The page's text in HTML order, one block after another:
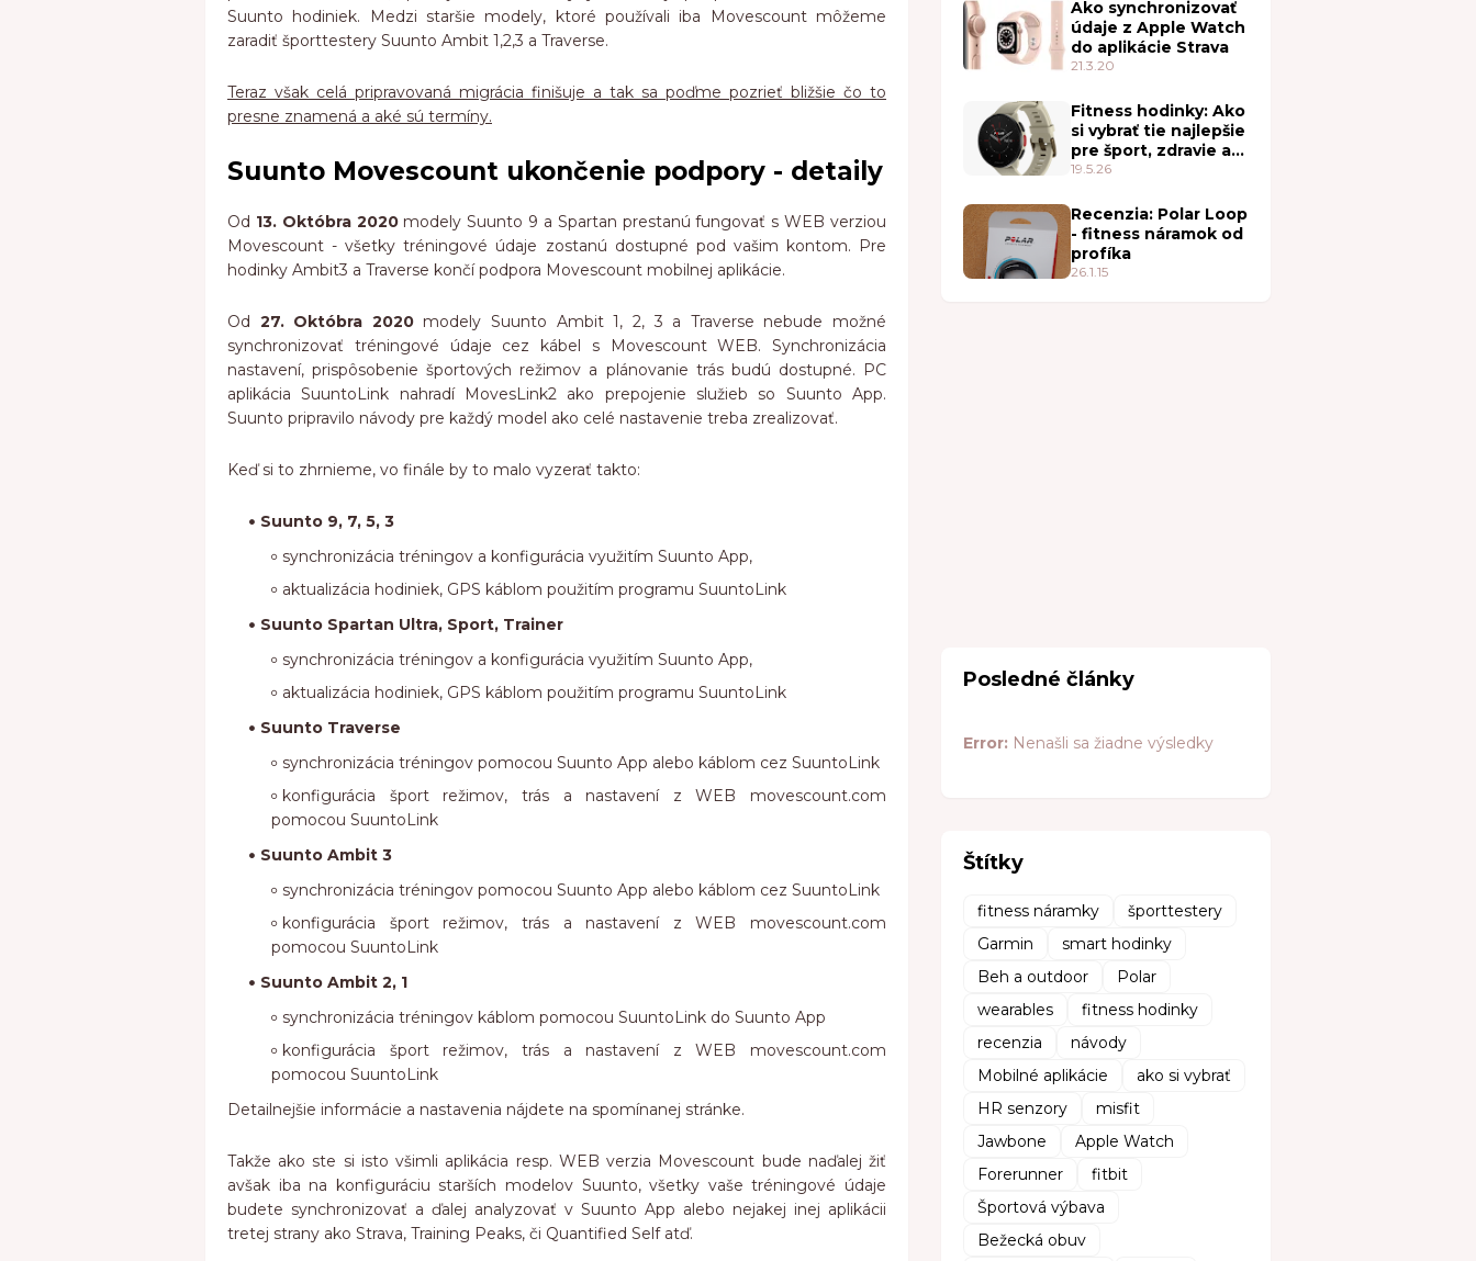
Suunto hodiniek. Medzi staršie modely, ktoré používali iba Movescount môžeme
zaradiť športtestery Suunto Ambit 1,2,3 a Traverse.
Teraz však celá pripravovaná migrácia finišuje a tak sa poďme pozrieť bližšie čo to
presne znamená a aké sú termíny.
Suunto Movescount ukončenie podpory - detaily
Od 13. Októbra 2020modely Suunto 9 a Spartan prestanú fungovať s WEB verziou
Movescount - všetky tréningové údaje zostanú dostupné pod vašim kontom. Pre
hodinky Ambit3 a Traverse končí podpora Movescount mobilnej aplikácie.
Od 27. Októbra 2020modely Suunto Ambit 1, 2, 3 a Traverse nebude možné
synchronizovať tréningové údaje cez kábel s Movescount WEB. Synchronizácia
nastavení, prispôsobenie športových režimov a plánovanie trás budú dostupné. PC
aplikácia SuuntoLink nahradí MovesLink2 ako prepojenie služieb so Suunto App.
Suunto pripravilo návody pre každý model ako celé nastavenie treba zrealizovať.
Keď si to zhrnieme, vo finále by to malo vyzerať takto:
Suunto 9, 7, 5, 3
synchronizácia tréningov a konfigurácia využitím Suunto App,
aktualizácia hodiniek, GPS káblom použitím programu SuuntoLink
Suunto Spartan Ultra, Sport, Trainer
synchronizácia tréningov a konfigurácia využitím Suunto App,
aktualizácia hodiniek, GPS káblom použitím programu SuuntoLink
Suunto Traverse
synchronizácia tréningov pomocou Suunto App alebo káblom cez SuuntoLink
konfigurácia šport režimov, trás a nastavení z WEB movescount.com
pomocou SuuntoLink
Suunto Ambit 3
synchronizácia tréningov pomocou Suunto App alebo káblom cez SuuntoLink
konfigurácia šport režimov, trás a nastavení z WEB movescount.com
pomocou SuuntoLink
Suunto Ambit 2, 1
synchronizácia tréningov káblom pomocou SuuntoLink do Suunto App
konfigurácia šport režimov, trás a nastavení z WEB movescount.com
pomocou SuuntoLink
Detailnejšie informácie a nastavenia nájdete na spomínanej stránke.
Takže ako ste si isto všimli aplikácia resp. WEB verzia Movescount bude naďalej žiť
avšak iba na konfiguráciu starších modelov Suunto, všetky vaše tréningové údaje
budete synchronizovať a ďalej analyzovať v Suunto App alebo nejakej inej aplikácii
tretej strany ako Strava, Training Peaks, či Quantified Self atď.
Ako synchronizovať
údaje z Apple Watch
do aplikácie Strava
21.3.20
Fitness hodinky: Ako
si vybrať tie najlepšie
pre šport, zdravie a
každodenné nosenie
19.5.26
Recenzia: Polar Loop
- fitness náramok od
profíka
26.1.15
Posledné články
Error: Nenašli sa žiadne výsledky
Štítky
fitness náramky
športtestery
Garmin
smart hodinky
Beh a outdoor
Polar
wearables
fitness hodinky
recenzia
návody
Mobilné aplikácie
ako si vybrať
HR senzory
misfit
Jawbone
Apple Watch
Forerunner
fitbit
Športová výbava
Bežecká obuv